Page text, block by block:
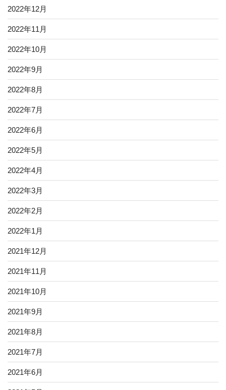
2022年12月
2022年11月
2022年10月
2022年9月
2022年8月
2022年7月
2022年6月
2022年5月
2022年4月
2022年3月
2022年2月
2022年1月
2021年12月
2021年11月
2021年10月
2021年9月
2021年8月
2021年7月
2021年6月